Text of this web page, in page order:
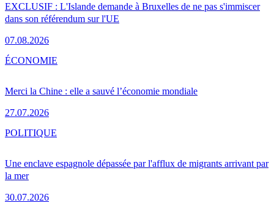
EXCLUSIF : L'Islande demande à Bruxelles de ne pas s'immiscer
dans son référendum sur l'UE
07.08.2026
Merci la Chine : elle a sauvé l’économie mondiale
27.07.2026
ÉCONOMIE
Une enclave espagnole dépassée par l'afflux de migrants arrivant par
la mer
30.07.2026
POLITIQUE